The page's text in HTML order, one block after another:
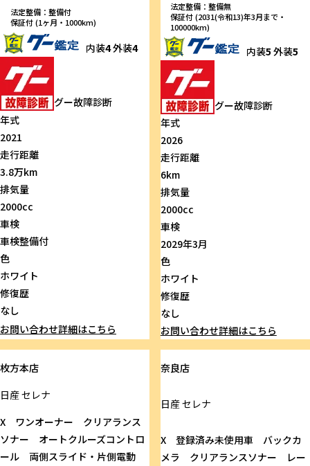
法定整備：整備付
保証付 (1ヶ月・1000km)
内装4外装4
グー故障診断
年式
2021
走行距離
3.8万km
排気量
2000cc
車検
車検整備付
色
ホワイト
修復歴
なし
お問い合わせ詳細はこちら
法定整備：整備無
保証付 (2031(令和13)年3月まで・
100000km)
内装5 外装5
グー故障診断
年式
2026
走行距離
6km
排気量
2000cc
車検
2029年3月
色
ホワイト
修復歴
なし
お問い合わせ詳細はこちら
枚方本店
日産セレナ
X ワンオーナー クリアランス
ソナー オートクルーズコントロ
ール 両側スライド・片側電動
奈良店
日産セレナ
X 登録済み未使用車 バックカ
メラ クリアランスソナー レー